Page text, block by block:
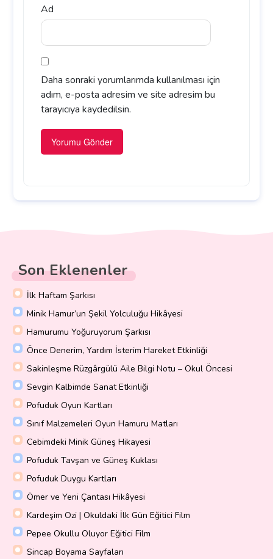
Ad
Daha sonraki yorumlarımda kullanılması için
adım, e-posta adresim ve site adresim bu
tarayıcıya kaydedilsin.
Son Eklenenler
İlk Haftam Şarkısı
Minik Hamur’un Şekil Yolculuğu Hikâyesi
Hamurumu Yoğuruyorum Şarkısı
Önce Denerim, Yardım İsterim Hareket Etkinliği
Sakinleşme Rüzgârgülü Aile Bilgi Notu – Okul Öncesi
Sevgin Kalbimde Sanat Etkinliği
Pofuduk Oyun Kartları
Sınıf Malzemeleri Oyun Hamuru Matları
Cebimdeki Minik Güneş Hikayesi
Pofuduk Tavşan ve Güneş Kuklası
Pofuduk Duygu Kartları
Ömer ve Yeni Çantası Hikâyesi
Kardeşim Ozi | Okuldaki İlk Gün Eğitici Film
Pepee Okullu Oluyor Eğitici Film
Sincap Boyama Sayfaları